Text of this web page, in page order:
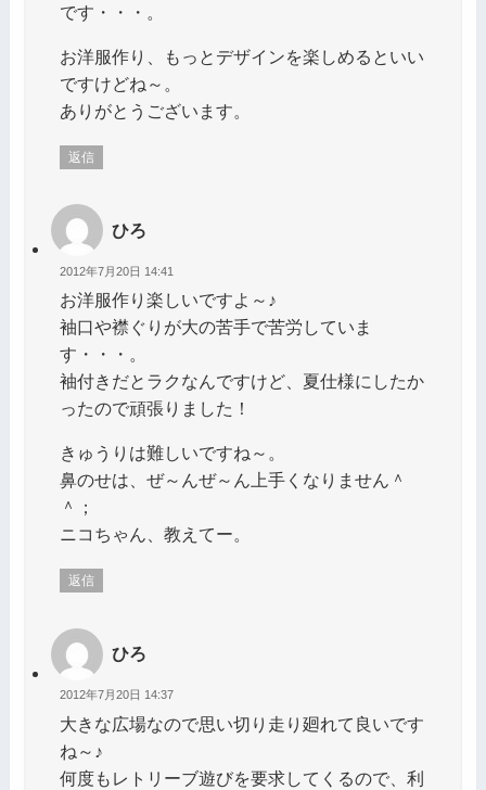
です・・・。
お洋服作り、もっとデザインを楽しめるといい
ですけどね～。
ありがとうございます。
返信
ひろ
2012年7月20日 14:41
お洋服作り楽しいですよ～♪
袖口や襟ぐりが大の苦手で苦労していま
す・・・。
袖付きだとラクなんですけど、夏仕様にしたか
ったので頑張りました！
きゅうりは難しいですね～。
鼻のせは、ぜ～んぜ～ん上手くなりません＾
＾；
ニコちゃん、教えてー。
返信
ひろ
2012年7月20日 14:37
大きな広場なので思い切り走り廻れて良いです
ね～♪
何度もレトリーブ遊びを要求してくるので、利